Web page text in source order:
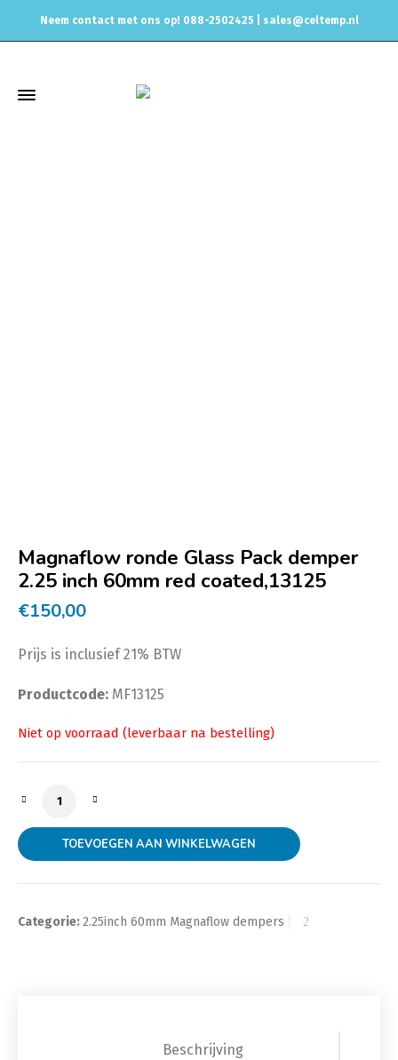
Neem contact met ons op! 088-2502425 | sales@celtemp.nl
Magnaflow ronde Glass Pack demper
2.25 inch 60mm red coated,13125
€150,00
Prijs is inclusief 21% BTW
Productcode: MF13125
Magnaflow ronde Glass Pack demper 2.25 inch
TOEVOEGEN AAN WINKELWAGEN
Categorie:2.25inch 60mm Magnaflow dempers
Beschrijving